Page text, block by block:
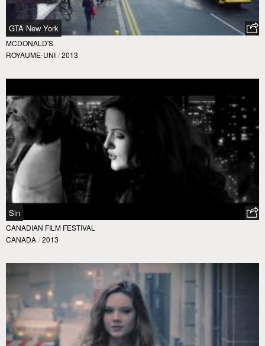
GTA New York
MCDONALD'S
ROYAUME-UNI / 2013
Sin
CANADIAN FILM FESTIVAL
CANADA / 2013